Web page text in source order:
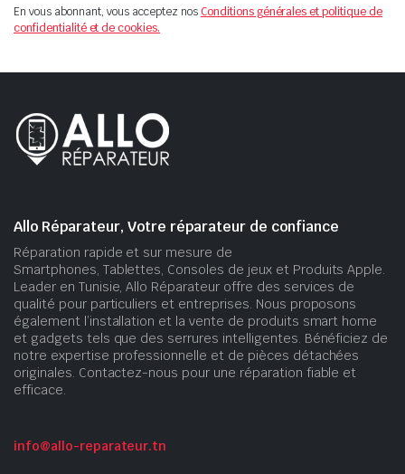
En vous abonnant, vous acceptez nosConditions générales et politique de
confidentialité et de cookies.
Allo Réparateur, Votre réparateur de confiance
Réparation rapide et sur mesure de
Smartphones, Tablettes, Consoles de jeux et Produits Apple.
Leader en Tunisie, Allo Réparateur offre des services de
qualité pour particuliers et entreprises. Nous proposons
également l’installation et la vente de produits smart home
et gadgets tels que des serrures intelligentes. Bénéficiez de
notre expertise professionnelle et de pièces détachées
originales. Contactez-nous pour une réparation fiable et
efficace.
info@allo-reparateur.tn